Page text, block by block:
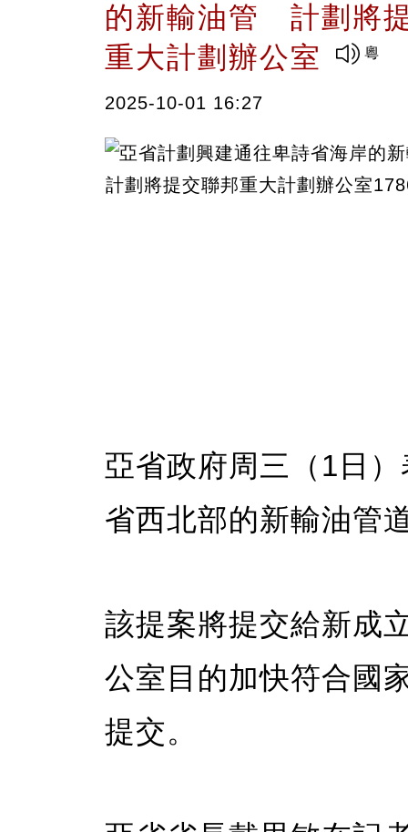
的新輸油管 計劃將
重大計劃辦公室
2025-10-01 16:27
亞省政府周三（1日
省西北部的新輸油管
該提案將提交給新成
公室目的加快符合國
提交。